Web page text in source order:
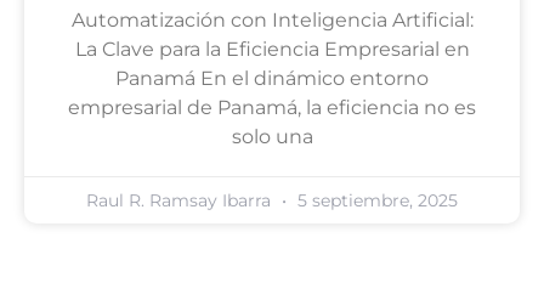
Automatización con Inteligencia Artificial:
La Clave para la Eficiencia Empresarial en
Panamá En el dinámico entorno
empresarial de Panamá, la eficiencia no es
solo una
Raul R. Ramsay Ibarra 5 septiembre, 2025